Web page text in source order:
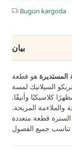
Bugün kargoda
بيان
المستديرة هو قطعة
السيلانيك لمسة
كلاسيكيًا وأنيقًا.
والملاءمة المريحة.
السترة قطعة متعددة